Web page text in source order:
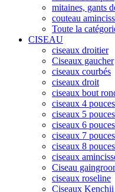
mitaines, gants
couteau
Toute la
CISEAU
ciseaux droitier
Ciseaux gaucher
ciseaux courbés
ciseaux droit
ciseaux bout
ciseaux 4 pouces
ciseaux 5 pouces
ciseaux 6 pouces
ciseaux 7 pouces
ciseaux 8
ciseaux
Ciseau
ciseaux roseline
Ciseaux Kenchii